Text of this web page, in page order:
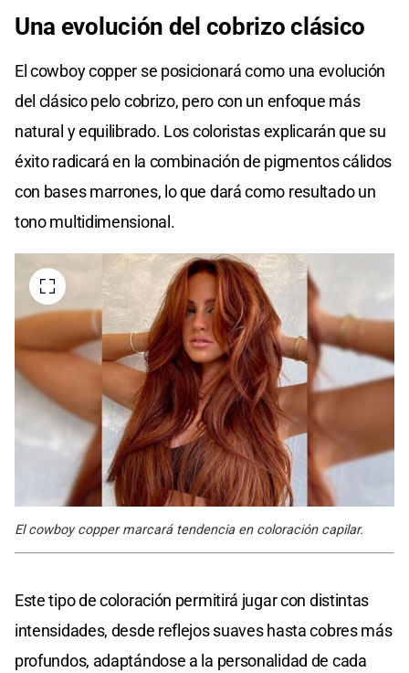
Una evolución del cobrizo clásico
El cowboy copper se posicionará como una evolución
del clásico pelo cobrizo, pero con un enfoque más
natural y equilibrado. Los coloristas explicarán que su
éxito radicará en la combinación de pigmentos cálidos
con bases marrones, lo que dará como resultado un
tono multidimensional.
El cowboy copper marcará tendencia en coloración capilar.
Este tipo de coloración permitirá jugar con distintas
intensidades, desde reflejos suaves hasta cobres más
profundos, adaptándose a la personalidad de cada